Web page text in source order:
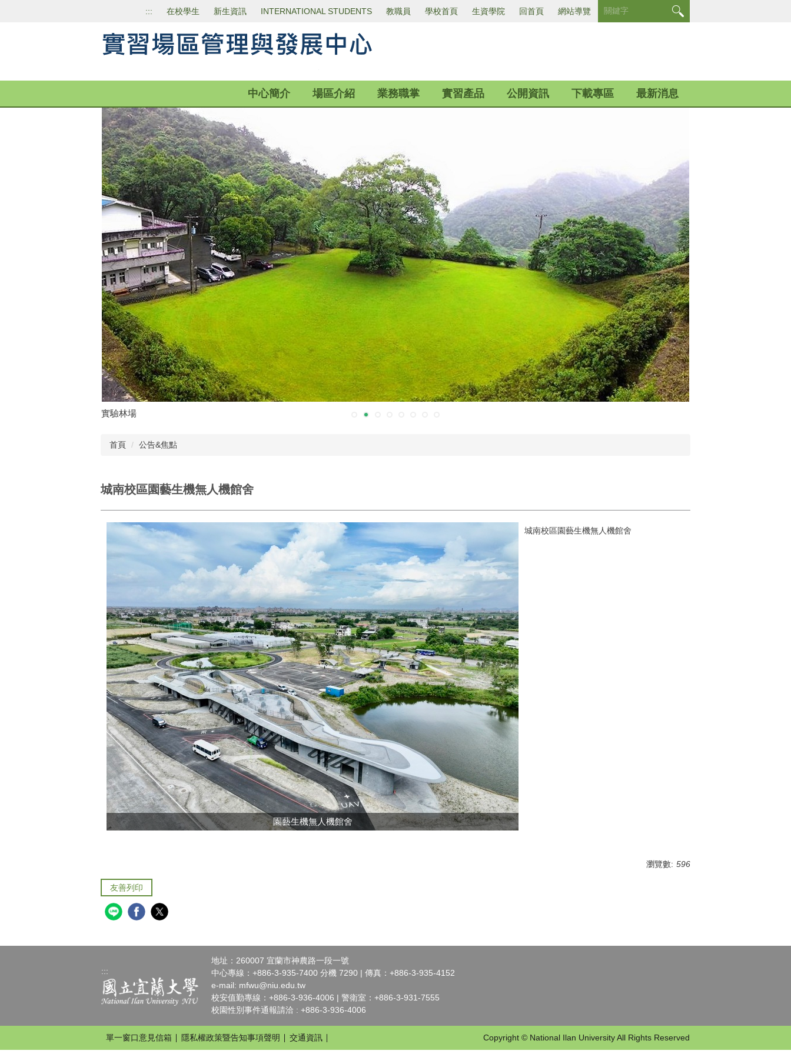
區
::: 在校學生 新生資訊 INTERNATIONAL STUDENTS 教職員 學校首頁 生資學院 回首頁 網站導覽
中心簡介 場區介紹 業務職掌 實習產品 公開資訊 下載專區 最新消息
實驗林場
首頁 公告&焦點
城南校區園藝生機無人機館舍
園藝生機無人機館舍
城南校區園藝生機無人機館舍
瀏覽數: 596
友善列印
:::
地址：260007 宜蘭市神農路一段一號
中心專線：+886-3-935-7400 分機 7290 | 傳真：+886-3-935-4152
e-mail: mfwu@niu.edu.tw
校安值勤專線：+886-3-936-4006 | 警衛室：+886-3-931-7555
校園性別事件通報請洽 : +886-3-936-4006
單一窗口意見信箱 隱私權政策暨告知事項聲明 交通資訊 Copyright © National Ilan University All Rights Reserved